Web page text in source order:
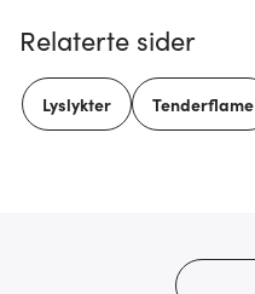
Relaterte sider
Lyslykter Tenderflame